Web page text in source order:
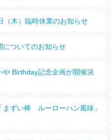
（木）臨時休業のお知らせ
についてのお知らせ
や Birthday記念企画が開催決
まずい棒 ルーローハン風味」